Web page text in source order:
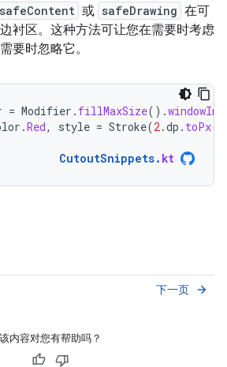
safeContent 或 safeDrawing 在可
衬区。这种方法可让您在需要时考虑
要时忽略它。
= Modifier . fillMaxSize().
.Red, style = Stroke(2.dp . toPx
CutoutSnippets. kt
下一页 arrow_forward
该内容对您有帮助吗？